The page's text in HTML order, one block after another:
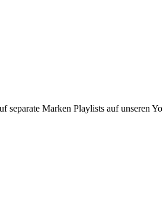
separate Marken Playlists auf unseren